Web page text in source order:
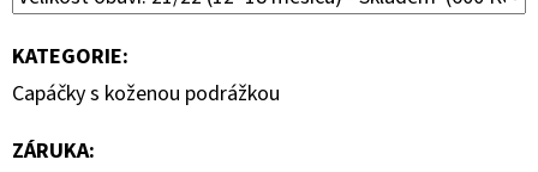
KATEGORIE:
Capáčky s koženou podrážkou
ZÁRUKA: